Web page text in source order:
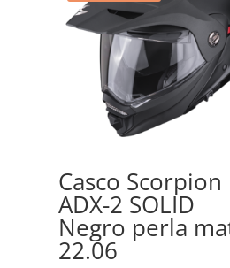
Casco Scorpion
ADX-2 SOLID
Negro perla
22.06